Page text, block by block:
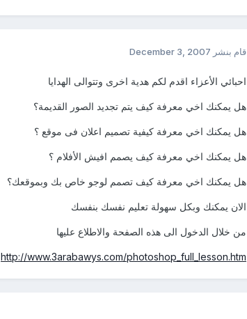
قام بنشر December 3, 2007
احبائي الأعزاء اقدم لكم هدية اخرى وتتوالى الهدايا
هل يمكنك اخي معرفة كيف يتم تجديد الصور القديمة؟
هل يمكنك اخي معرفة كيفية تصميم اعلان فى موقع ؟
هل يمكنك اخي معرفة كيف يصمم افيش الأفلام ؟
هل يمكنك اخي معرفة كيف تصمم لوجو خاص بك وبموقعك؟
الان يمكنك وبكل سهولة تعليم نفسك بنفسك
من خلال الدخول الى هذه الصفحة والاطلاع عليها
http://www.3arabawys.com/photoshop_full_lesson.htm